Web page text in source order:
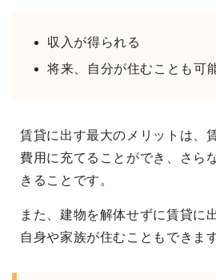
収入が得られる
将来、自分が住むことも可
賃貸に出す最大のメリットは、
費用に充てることができ、さら
きることです。
また、建物を解体せずに賃貸に
自身や家族が住むこともできます